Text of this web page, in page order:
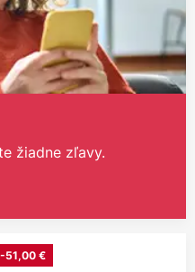
žiadne zľavy.
51,00 €